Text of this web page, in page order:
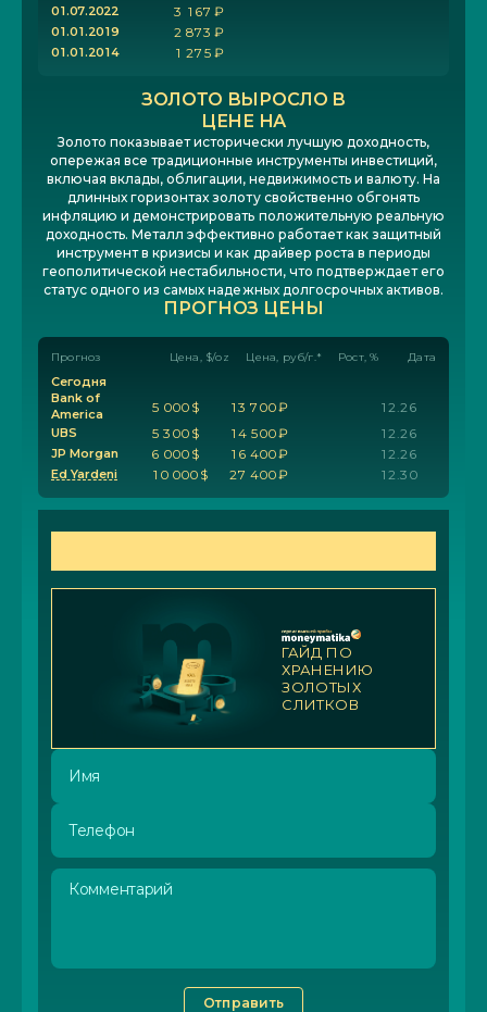
01.07.2022 3 1 67 ₽
01.01.2019 2 873 ₽
01.01.2014 1 27 5 ₽
ЗОЛОТО ВЫРОСЛО В
ЦЕНЕ НА
Золото показывает исторически лучшую доходность,
опережая все традиционные инструменты инвестиций,
включая вклады, облигации, недвижимость и валюту. На
длинных горизонтах золоту свойственно обгонять
инфляцию и демонстрировать положительную реальную
доходность. Металл эффективно работает как защитный
инструмент в кризисы и как драйвер роста в периоды
геополитической нестабильности, что подтверждает его
статус одного из самых надежных долгосрочных активов.
ПРОГНОЗ ЦЕНЫ
Прогноз Цена, $/oz Цена, руб/г.* Рост, % Дата
Сегодня
Bank of
America
5 000 $ 1 3 7 00₽ 1 2 2 6
UBS 5 3 00 $ 1 4 500₽ 1 2.26
JP Morgan 6 000 $ 1 6 400₽ 1 2.26
Ed Yardeni 1 0 000 $ 27 400₽ 1 2.3 0
ГАЙД ПО
ХРАНЕНИЮ
ЗОЛОТЫХ
СЛИТКОВ
Комментарий
Отправить